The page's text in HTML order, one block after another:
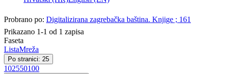
Probrano po: Digitalizirana zagrebačka baština. Knjige ; 161
Prikazano 1-1 od 1 zapisa
Faseta
ListaMreža
Po stranici: 25
102550100